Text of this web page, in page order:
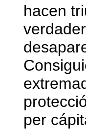
hacen
per